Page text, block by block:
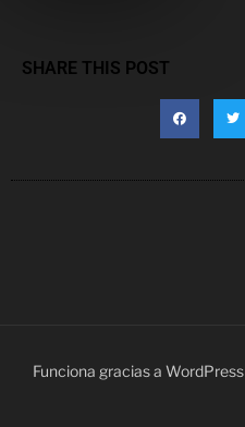
SHARE THIS POST
Funciona gracias a WordPress